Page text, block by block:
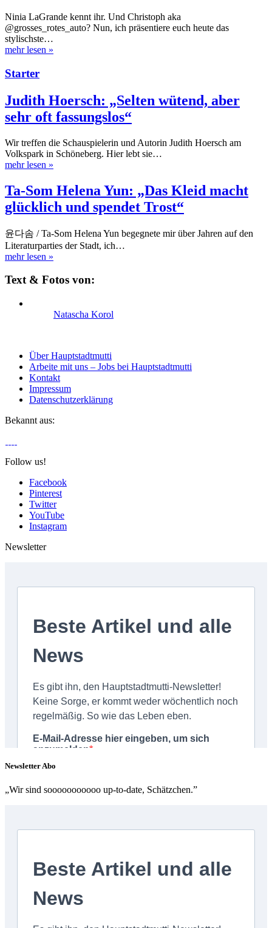
Ninia LaGrande kennt ihr. Und Christoph aka
@grosses_rotes_auto? Nun, ich präsentiere euch heute das
stylischste…
mehr lesen »
Starter
Judith Hoersch: „Selten wütend, aber
sehr oft fassungslos“
Wir treffen die Schauspielerin und Autorin Judith Hoersch am
Volkspark in Schöneberg. Hier lebt sie…
mehr lesen »
Ta-Som Helena Yun: „Das Kleid macht
glücklich und spendet Trost“
윤다솜 / Ta-Som Helena Yun begegnete mir über Jahren auf den
Literaturparties der Stadt, ich…
mehr lesen »
Text & Fotos von:
Natascha Korol
Über Hauptstadtmutti
Arbeite mit uns – Jobs bei Hauptstadtmutti
Kontakt
Impressum
Datenschutzerklärung
Bekannt aus:
Follow us!
Facebook
Pinterest
Twitter
YouTube
Instagram
Newsletter
Newsletter Abo
„Wir sind sooooooooooo up-to-date, Schätzchen.”